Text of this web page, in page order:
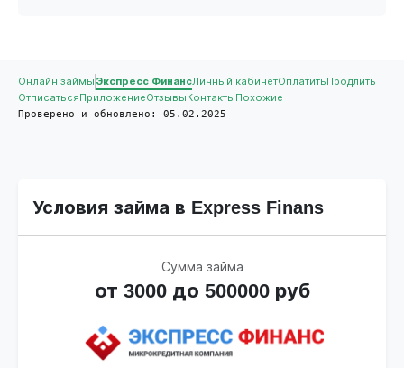
Онлайн займы Экспресс ФинансЛичный кабинетОплатить Продлить
Отписаться ПриложениеОтзывы Контакты Похожие
Проверено и обновлено: 05.02.2025
Условия займа в Express Finans
Сумма займа
от 3000 до 500000 руб